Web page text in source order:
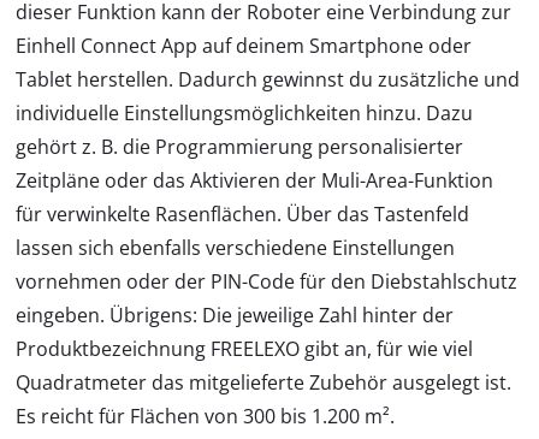
dieser Funktion kann der Roboter eine Verbindung zur
Einhell Connect App auf deinem Smartphone oder
Tablet herstellen. Dadurch gewinnst du zusätzliche und
individuelle Einstellungsmöglichkeiten hinzu. Dazu
gehört z. B. die Programmierung personalisierter
Zeitpläne oder das Aktivieren der Muli-Area-Funktion
für verwinkelte Rasenflächen. Über das Tastenfeld
lassen sich ebenfalls verschiedene Einstellungen
vornehmen oder der PIN-Code für den Diebstahlschutz
eingeben. Übrigens: Die jeweilige Zahl hinter der
Produktbezeichnung FREELEXO gibt an, für wie viel
Quadratmeter das mitgelieferte Zubehör ausgelegt ist.
Es reicht für Flächen von 300 bis 1.200 m².